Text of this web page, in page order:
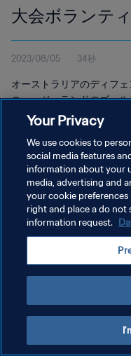
大会ボランテ
2023/08/05 34秒
オーストラリアのディフ
ニュージーランドのゴー
史上最大の女子ワールド
プライバシーポリシー
クッキー設定の管理
Copyright © 1994 - 2026 FIFA. All
Your Privacy
We use cookies to
social media features
information about your
media, advertising and
your cookie
right and place a do not
information request.